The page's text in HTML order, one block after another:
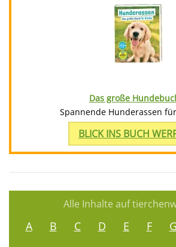
Das große
Spannende Hunderassen
BLICK INS BUCH
Alle Inhalte auf
A B C D E F G